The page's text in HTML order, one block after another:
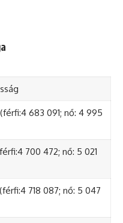
683 091; nő: 4 995
700 472; nő: 5 021
718 087; nő: 5 047